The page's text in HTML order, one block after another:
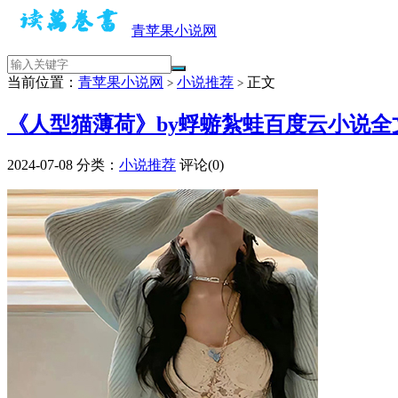
青苹果小说网
当前位置： 青苹果小说网 > 小说推荐 > 正文
《人型猫薄荷》by蜉蝣紮蛙百度云小说
2024-07-08 分类： 小说推荐 评论(0)